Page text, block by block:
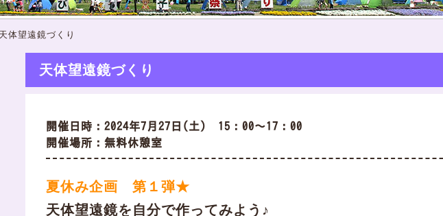
天体望遠鏡づくり
天体望遠鏡づくり
開催日時：2024年7月27日(土) 15：00～17：00
開催場所：無料休憩室
夏休み企画 第１弾★
天体望遠鏡を自分で作ってみよう♪